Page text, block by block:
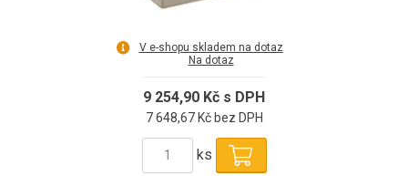
V e-shopu skladem na dotaz
Na dotaz
9 254,90 Kč s DPH
7 648,67 Kč bez DPH
ks